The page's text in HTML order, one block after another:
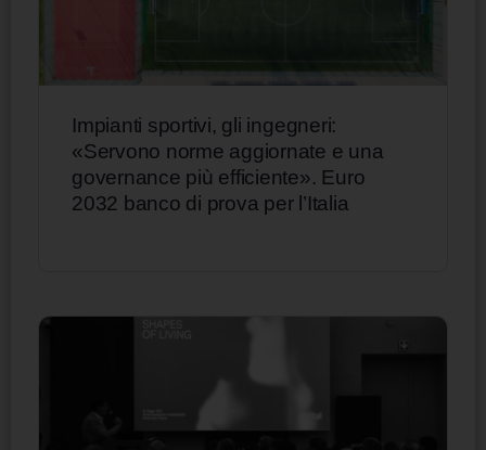
Impianti sportivi, gli ingegneri:
«Servono norme aggiornate e una
governance più efficiente». Euro
2032 banco di prova per l’Italia